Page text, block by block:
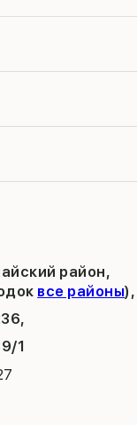
район,
все районы),
1